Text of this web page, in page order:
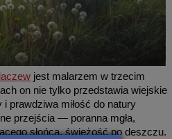
jest malarzem w trzecim
on nie tylko przedstawia wiejskie
i prawdziwa miłość do natury
przejścia — poranna mgła,
słońca, świeżość po deszczu.